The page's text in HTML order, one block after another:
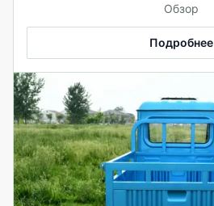
Обзор
Подробнее